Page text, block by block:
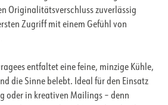
Originalitätsverschluss zuverlässig
Zugriff mit einem Gefühl von
entfaltet eine feine, minzige Kühle,
die Sinne belebt. Ideal für den Einsatz
oder in kreativen Mailings – denn